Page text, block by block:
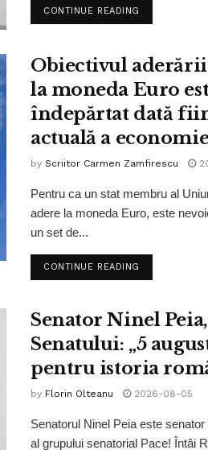
CONTINUE READING
Obiectivul
la moneda Euro
îndepărtat dată
actuală a
by Scriitor Carmen Zamfirescu
Pentru ca un stat membru al
adere la moneda Euro, este
un set de...
CONTINUE READING
Senator Ninel
Senatului: „5
pentru istoria
by Florin Olteanu 2026-08-05
Senatorul Ninel Peia este
al grupului senatorial Pace! Întâi